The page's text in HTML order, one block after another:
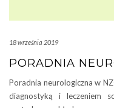
18 września 2019
PORADNIA
Poradnia neurologiczna w
diagnostyką i leczeniem